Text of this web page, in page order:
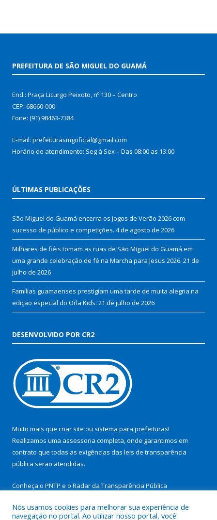
PREFEITURA DE SÃO MIGUEL DO GUAMÁ
End.: Praça Licurgo Peixoto, nº 130 – Centro
CEP: 68660-000
Fone: (91) 98463-7384
E-mail: prefeiturasmgoficial@gmail.com
Horário de atendimento: Seg à Sex – Das 08:00 as 13:00
ÚLTIMAS PUBLICAÇÕES
São Miguel do Guamá encerra os Jogos de Verão 2026 com
sucesso de público e competições. 4 de agosto de 2026
Milhares de fiéis tomam as ruas de São Miguel do Guamá em
uma grande celebração de fé na Marcha para Jesus 2026. 21 de
julho de 2026
Famílias guamaenses prestigiam uma tarde de muita alegria na
edição especial do Orla Kids. 21 de julho de 2026
DESENVOLVIDO POR CR2
Muito mais que criar site ou sistema para prefeituras!
Realizamos uma assessoria completa, onde garantimos em
contrato que todas as exigências das leis de transparência
pública serão atendidas.
Conheça o PNTP e o Radar da Transparência Pública
Nós usamos cookies para melhorar sua experiência de
navegação no portal. Ao utilizar nosso portal, você